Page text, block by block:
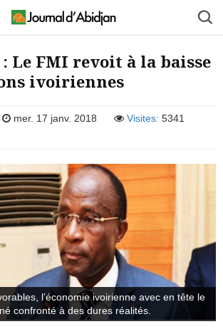
: Le FMI revoit à la baisse
ivoiriennes
mer. 17 janv. 2018 Visites: 5341
l’économie ivoirienne avec en tête le
confronté à des dures réalités.